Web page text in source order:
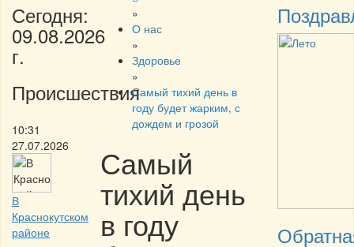
Сегодня:
09.08.2026
г.
Происшествия
10:31
27.07.2026
В
Краснокутском
районе
»
О нас
»
Здоровье
»
Самый тихий день в
году будет жарким, с
дождем и грозой
Самый
тихий день
в году